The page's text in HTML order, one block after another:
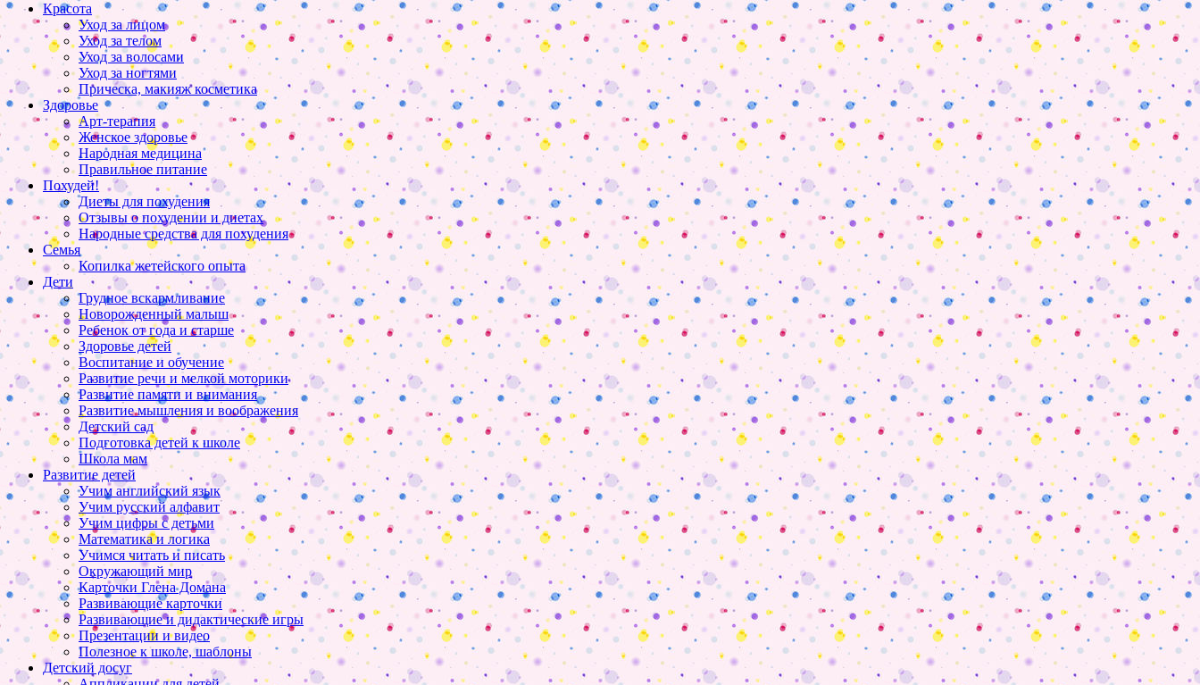
Красота
Уход за лицом
Уход за телом
Уход за волосами
Уход за ногтями
Прическа, макияж косметика
Здоровье
Арт-терапия
Женское здоровье
Народная медицина
Правильное питание
Похудей!
Диеты для похудения
Отзывы о похудении и диетах
Народные средства для похудения
Семья
Копилка жетейского опыта
Дети
Грудное вскармливание
Новорожденный малыш
Ребенок от года и старше
Здоровье детей
Воспитание и обучение
Развитие речи и мелкой моторики
Развитие памяти и внимания
Развитие мышления и воображения
Детский сад
Подготовка детей к школе
Школа мам
Развитие детей
Учим английский язык
Учим русский алфавит
Учим цифры с детьми
Математика и логика
Учимся читать и писать
Окружающий мир
Карточки Глена Домана
Развивающие карточки
Развивающие и дидактические игры
Презентации и видео
Полезное к школе, шаблоны
Детский досуг